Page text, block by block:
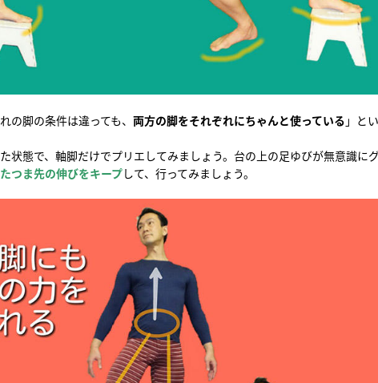
の脚の条件は違っても、 両方の脚をそれぞれにちゃんと使っている 」と
状態で、軸脚だけでプリエしてみましょう。台の上の足ゆびが無意識に
つま先の伸びをキープして、行ってみましょう。